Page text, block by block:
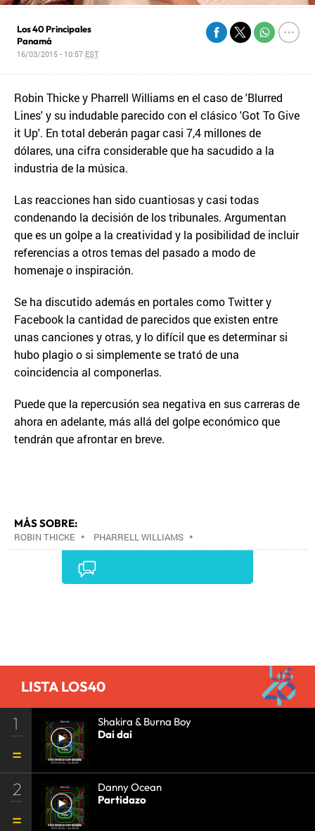
Los 40 Principales
Panamá
16/03/2015 - 10:57 EST
Robin Thicke y Pharrell Williams en el caso de 'Blurred
Lines' y su indudable parecido con el clásico 'Got To Give
it Up'. En total deberán pagar casi 7,4 millones de
dólares, una cifra considerable que ha sacudido a la
industria de la música.
Las reacciones han sido cuantiosas y casi todas
condenando la decisión de los tribunales. Argumentan
que es un golpe a la creatividad y la posibilidad de incluir
referencias a otros temas del pasado a modo de
homenaje o inspiración.
Se ha discutido además en portales como Twitter y
Facebook la cantidad de parecidos que existen entre
unas canciones y otras, y lo difícil que es determinar si
hubo plagio o si simplemente se trató de una
coincidencia al componerlas.
Puede que la repercusión sea negativa en sus carreras de
ahora en adelante, más allá del golpe económico que
tendrán que afrontar en breve.
MÁS SOBRE:
ROBIN THICKE • PHARRELL WILLIAMS •
LISTA LOS40
1
Shakira & Burna Boy
Dai dai
2
Danny Ocean
Partidazo